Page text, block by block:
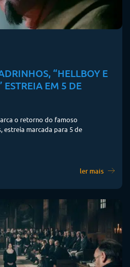
“HELLBOY E
EM 5 DE
o retorno do famoso
estreia marcada para 5 de
ler mais